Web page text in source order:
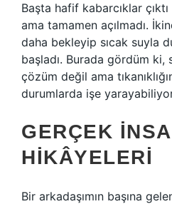
Başta hafif kabarcıklar
ama tamamen açılmadı.
daha bekleyip sıcak suyla
başladı. Burada gördüm
çözüm değil ama
durumlarda işe
GERÇEK
HIKÂYELERI
Bir arkadaşımın başına